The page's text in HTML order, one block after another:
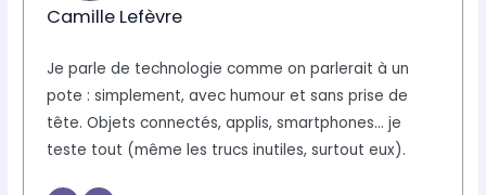
Camille Lefèvre
Je parle de technologie comme on parlerait à un
pote : simplement, avec humour et sans prise de
tête. Objets connectés, applis, smartphones... je
teste tout (même les trucs inutiles, surtout eux).